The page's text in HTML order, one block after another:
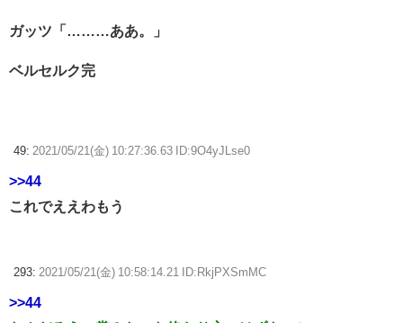
ガッツ「………ああ。」
ベルセルク完
49: 2021/05/21(金) 10:27:36.63 ID:9O4yJLse0
>>44
これでええわもう
293: 2021/05/21(金) 10:58:14.21 ID:RkjPXSmMC
>>44